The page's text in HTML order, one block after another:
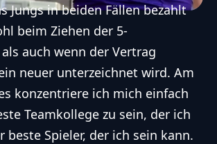
Jungs in beiden Fällen bezahlt
beim Ziehen der 5-
auch wenn der Vertrag
neuer unterzeichnet wird. Am
konzentriere ich mich einfach
Teamkollege zu sein, der ich
beste Spieler, der ich sein kann.